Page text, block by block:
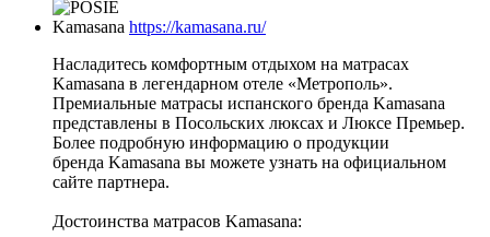
Kamasana https://kamasana.ru/
Насладитесь комфортным отдыхом на матрасах
Kamasana в легендарном отеле «Метрополь».
Премиальные матрасы испанского бренда Kamasana
представлены в Посольских люксах и Люксе Премьер.
Более подробную информацию о продукции
бренда Kamasana вы можете узнать на официальном
сайте партнера.
Достоинства матрасов Kamasana: